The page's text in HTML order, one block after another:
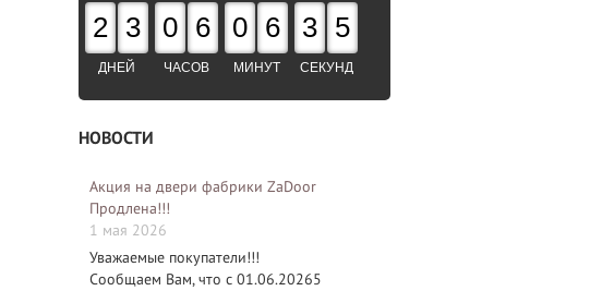
2 3
ДНЕЙ
0 6
ЧАСОВ
0 6
МИНУТ
3 4
СЕКУНД
НОВОСТИ
Акция на двери фабрики ZaDoor
Продлена!!!
1 мая 2026
Уважаемые покупатели!!!
Сообщаем Вам, что с 01.06.20265